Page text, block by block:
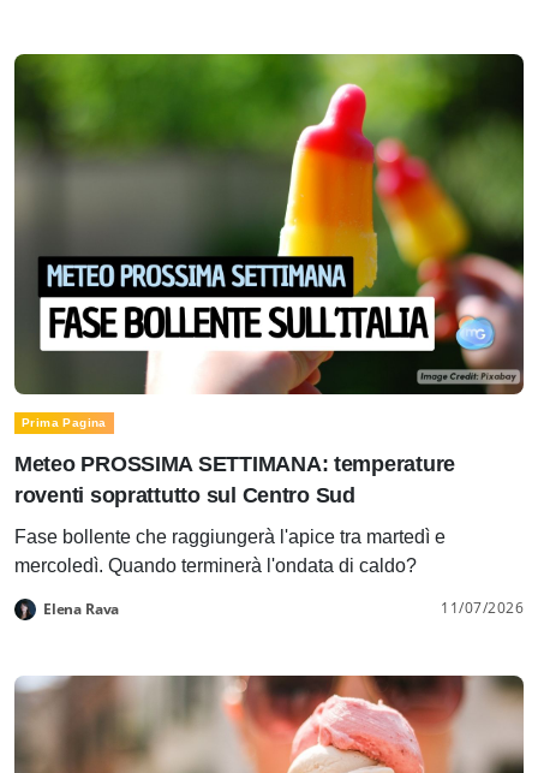
Prima Pagina
Meteo PROSSIMA SETTIMANA: temperature
roventi soprattutto sul Centro Sud
Fase bollente che raggiungerà l'apice tra martedì e
mercoledì. Quando terminerà l'ondata di caldo?
Elena Rava 11/07/2026